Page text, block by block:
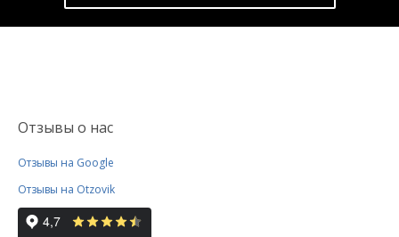
Отзывы о нас
Отзывы на Google
Отзывы на Otzovik